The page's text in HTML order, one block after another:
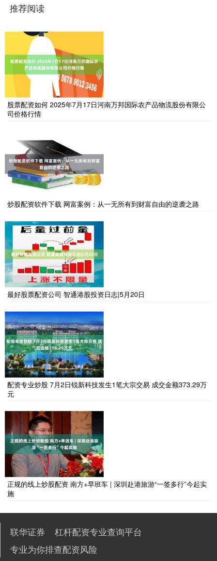
推荐阅读
股票配资如何 2025年7月17日河南万邦国际农产品物流股份有限公
司价格行情
炒股配资软件下载 网富案例：从一无所有到财富自由的逆袭之路
最好股票配资公司 智通港股投资日志|5月20日
配资专业炒股 7月2日锐新科技发生1笔大宗交易 成交金额373.29万
元
正规的线上炒股配资 南方+早班车 | 深圳赴港旅游“一签多行”今起实
施
联华证券
杠杆配资专业查询平台
专业为你排查配资风险